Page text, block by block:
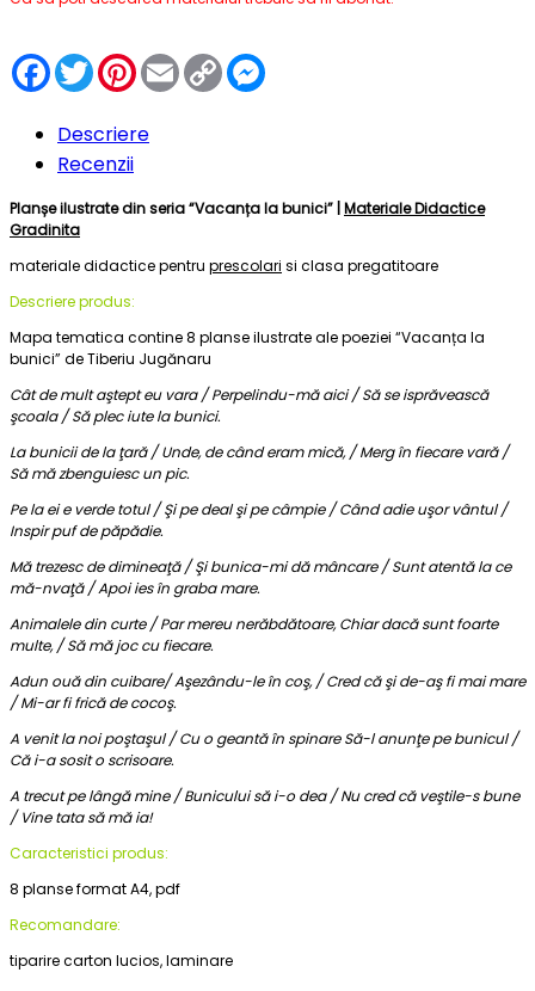
Facebook
TwitterPinterest
EmailCopy
Link
Descriere
Recenzii
Planșe ilustrate din seria “Vacanța la bunici” | Materiale Didactice
Gradinita
materiale didactice pentru prescolari si clasa pregatitoare
Descriere produs:
Mapa tematica contine 8 planse ilustrate ale poeziei “Vacanța la
bunici” de Tiberiu Jugănaru
Cât de mult aştept eu vara / Perpelindu-mă aici / Să se isprăvească
şcoala / Să plec iute la bunici.
La bunicii de la ţară / Unde, de când eram mică, / Merg în fiecare vară /
Să mă zbenguiesc un pic.
Pe la ei e verde totul / Şi pe deal şi pe câmpie / Când adie uşor vântul /
Inspir puf de păpădie.
Mă trezesc de dimineaţă / Şi bunica-mi dă mâncare / Sunt atentă la ce
mă-nvaţă / Apoi ies în graba mare.
Animalele din curte / Par mereu nerăbdătoare, Chiar dacă sunt foarte
multe, / Să mă joc cu fiecare.
Adun ouă din cuibare/ Aşezându-le în coş, / Cred că şi de-aş fi mai mare
/ Mi-ar fi frică de cocoş.
A venit la noi poştaşul / Cu o geantă în spinare Să-l anunţe pe bunicul /
Că i-a sosit o scrisoare.
A trecut pe lângă mine / Bunicului să i-o dea / Nu cred că veştile-s bune
/ Vine tata să mă ia!
Caracteristici produs:
8 planse format A4, pdf
Recomandare:
tiparire carton lucios, laminare